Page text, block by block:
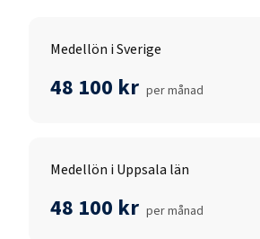
Medellön i Sverige
48 100 kr per månad
Medellön i Uppsala län
48 100 kr per månad